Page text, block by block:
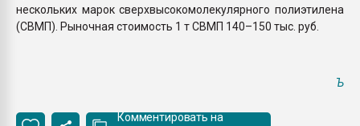
нескольких марок сверхвысокомолекулярного полиэтилена
(СВМП). Рыночная стоимость 1 т СВМП 140–150 тыс. руб.
Ъ
Комментировать на